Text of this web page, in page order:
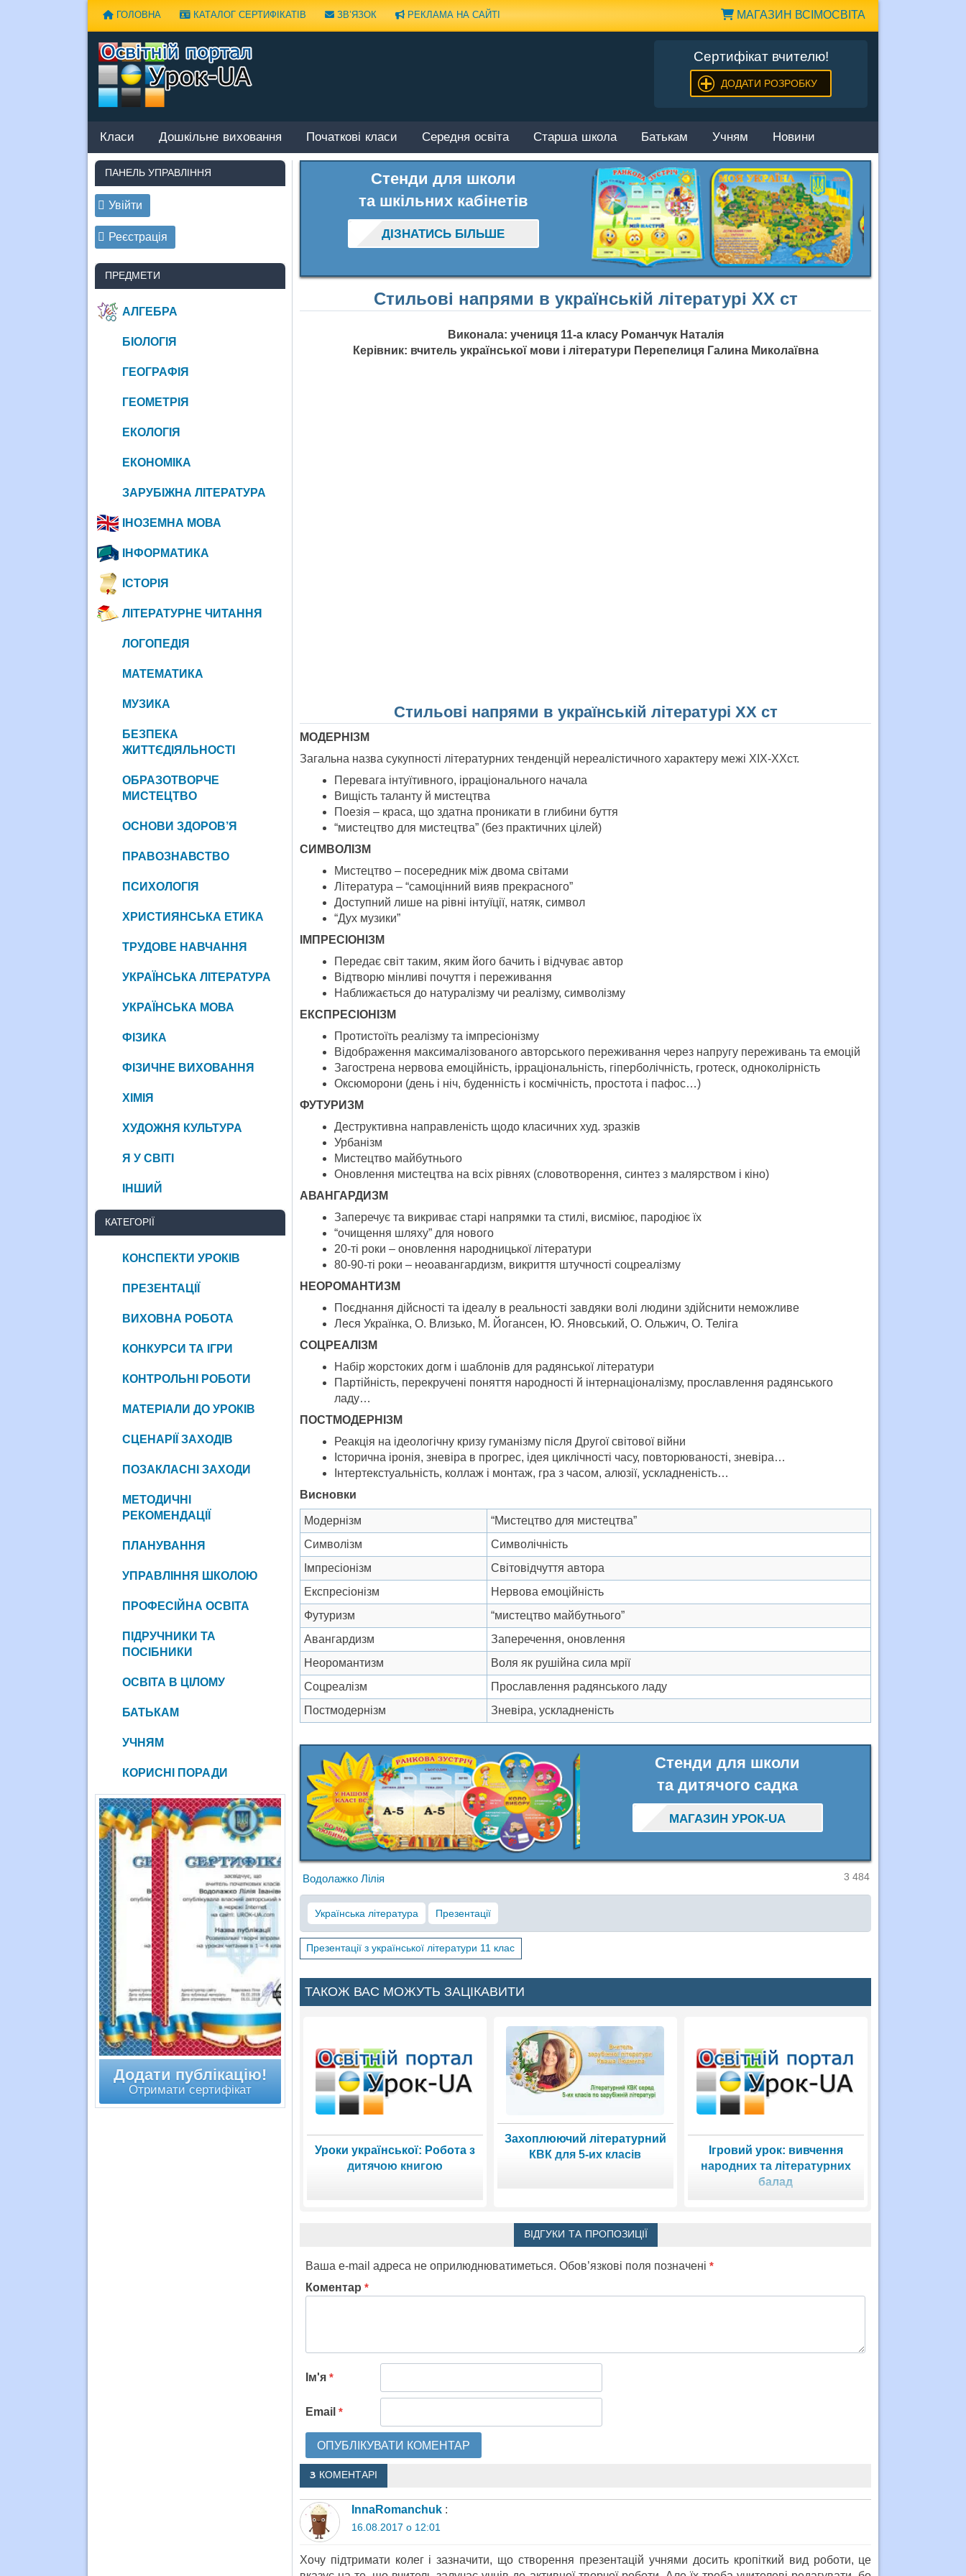
МАГАЗИН ВСІМОСВІТА
ГОЛОВНА КАТАЛОГ СЕРТИФІКАТІВ ЗВ’ЯЗОК РЕКЛАМА НА САЙТІ
Сертифікат вчителю!
ДОДАТИ РОЗРОБКУ
Класи Дошкільне виховання Початкові класи Середня освіта Старша школа Батькам Учням Новини
Стенди для школи
та шкільних кабінетів
ДІЗНАТИСЬ БІЛЬШЕ
Стильові напрями в українській літературі ХХ ст
Виконала: учениця 11-а класу Романчук Наталія
Керівник: вчитель української мови і літератури Перепелиця Галина Миколаївна
Стильові напрями в українській літературі ХХ ст
МОДЕРНІЗМ
Загальна назва сукупності літературних тенденцій нереалістичного характеру межі ХІХ-ХХст.
Перевага інтуїтивного, ірраціонального начала
Вищість таланту й мистецтва
Поезія – краса, що здатна проникати в глибини буття
“мистецтво для мистецтва” (без практичних цілей)
СИМВОЛІЗМ
Мистецтво – посередник між двома світами
Література – “самоцінний вияв прекрасного”
Доступний лише на рівні інтуїції, натяк, символ
“Дух музики”
ІМПРЕСІОНІЗМ
Передає світ таким, яким його бачить і відчуває автор
Відтворю мінливі почуття і переживання
Наближається до натуралізму чи реалізму, символізму
ЕКСПРЕСІОНІЗМ
Протистоїть реалізму та імпресіонізму
Відображення максималізованого авторського переживання через напругу переживань та емоцій
Загострена нервова емоційність, ірраціональність, гіперболічність, гротеск, одноколірність
Оксюморони (день і ніч, буденність і космічність, простота і пафос…)
ФУТУРИЗМ
Деструктивна направленість щодо класичних худ. зразків
Урбанізм
Мистецтво майбутнього
Оновлення мистецтва на всіх рівнях (словотворення, синтез з малярством і кіно)
АВАНГАРДИЗМ
Заперечує та викриває старі напрямки та стилі, висміює, пародіює їх
“очищення шляху” для нового
20-ті роки – оновлення народницької літератури
80-90-ті роки – неоавангардизм, викриття штучності соцреалізму
НЕОРОМАНТИЗМ
Поєднання дійсності та ідеалу в реальності завдяки волі людини здійснити неможливе
Леся Українка, О. Влизько, М. Йогансен, Ю. Яновський, О. Ольжич, О. Теліга
СОЦРЕАЛІЗМ
Набір жорстоких догм і шаблонів для радянської літератури
Партійність, перекручені поняття народності й інтернаціоналізму, прославлення радянського
ладу…
ПОСТМОДЕРНІЗМ
Реакція на ідеологічну кризу гуманізму після Другої світової війни
Історична іронія, зневіра в прогрес, ідея циклічності часу, повторюваності, зневіра…
Інтертекстуальність, коллаж і монтаж, гра з часом, алюзії, ускладненість…
Висновки
Модернізм
“Мистецтво для мистецтва”
Символізм
Символічність
Імпресіонізм
Світовідчуття автора
Експресіонізм
Нервова емоційність
Футуризм
“мистецтво майбутнього”
Авангардизм
Заперечення, оновлення
Неоромантизм
Воля як рушійна сила мрії
Соцреалізм
Прославлення радянського ладу
Постмодернізм
Зневіра, ускладненість
Стенди для школи
та дитячого садка
МАГАЗИН УРОК-UA
Водолажко Лілія 3 484
Українська література Презентації
Презентації з української літератури 11 клас
ТАКОЖ ВАС МОЖУТЬ ЗАЦІКАВИТИ
Уроки української: Робота з
дитячою книгою
Захоплюючий літературний
КВК для 5-их класів
Ігровий урок: вивчення
народних та літературних
балад
ВІДГУКИ ТА ПРОПОЗИЦІЇ
Ваша e-mail адреса не оприлюднюватиметься. Обов’язкові поля позначені *
Коментар *
Ім'я *
Email *
3 КОМЕНТАРІ
InnaRomanchuk :
16.08.2017 о 12:01
Хочу підтримати колег і зазначити, що створення презентацій учнями досить кропіткий вид роботи, це
ПАНЕЛЬ УПРАВЛІННЯ
Увійти
Реєстрація
ПРЕДМЕТИ
АЛГЕБРА
БІОЛОГІЯ
ГЕОГРАФІЯ
ГЕОМЕТРІЯ
ЕКОЛОГІЯ
ЕКОНОМІКА
ЗАРУБІЖНА ЛІТЕРАТУРА
ІНОЗЕМНА МОВА
ІНФОРМАТИКА
ІСТОРІЯ
ЛІТЕРАТУРНЕ ЧИТАННЯ
ЛОГОПЕДІЯ
МАТЕМАТИКА
МУЗИКА
БЕЗПЕКА
ЖИТТЄДІЯЛЬНОСТІ
ОБРАЗОТВОРЧЕ
МИСТЕЦТВО
ОСНОВИ ЗДОРОВ’Я
ПРАВОЗНАВСТВО
ПСИХОЛОГІЯ
ХРИСТИЯНСЬКА ЕТИКА
ТРУДОВЕ НАВЧАННЯ
УКРАЇНСЬКА ЛІТЕРАТУРА
УКРАЇНСЬКА МОВА
ФІЗИКА
ФІЗИЧНЕ ВИХОВАННЯ
ХІМІЯ
ХУДОЖНЯ КУЛЬТУРА
Я У СВІТІ
ІНШИЙ
КАТЕГОРІЇ
КОНСПЕКТИ УРОКІВ
ПРЕЗЕНТАЦІЇ
ВИХОВНА РОБОТА
КОНКУРСИ ТА ІГРИ
КОНТРОЛЬНІ РОБОТИ
МАТЕРІАЛИ ДО УРОКІВ
СЦЕНАРІЇ ЗАХОДІВ
ПОЗАКЛАСНІ ЗАХОДИ
МЕТОДИЧНІ
РЕКОМЕНДАЦІЇ
ПЛАНУВАННЯ
УПРАВЛІННЯ ШКОЛОЮ
ПРОФЕСІЙНА ОСВІТА
ПІДРУЧНИКИ ТА
ПОСІБНИКИ
ОСВІТА В ЦІЛОМУ
БАТЬКАМ
УЧНЯМ
КОРИСНІ ПОРАДИ
Додати публікацію!
Отримати сертифікат